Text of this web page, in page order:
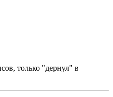
только "дернул" в